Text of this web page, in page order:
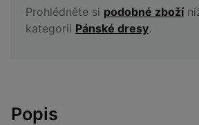
Prohlédněte si podobné zboží
kategorii Pánské dresy.
Popis